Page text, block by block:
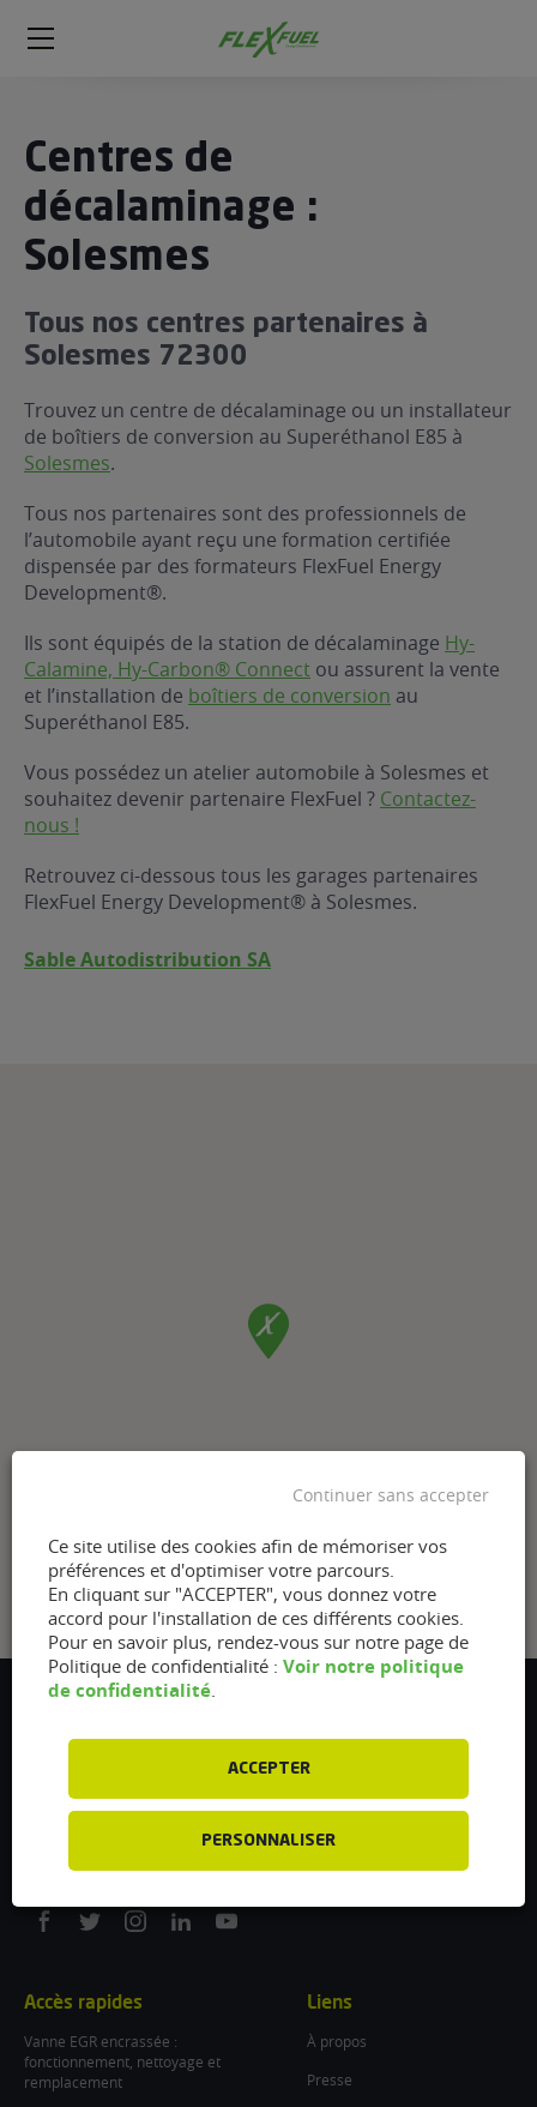
FlexFuel
Méga
le Décalaminage
?
gratuit
du carburant avec
le Superéthanol
?
de mon
garagiste
Centres de
décalaminage :
Solesmes
Tous nos centres partenaires à
Solesmes 72300
Trouvez un centre de décalaminage ou un installateur
de boîtiers de conversion au Superéthanol E85 à
Solesmes.
Tous nos partenaires sont des professionnels de
l’automobile ayant reçu une formation certifiée
dispensée par des formateurs FlexFuel Energy
Development®.
Ils sont équipés de la station de décalaminage Hy-
Calamine, Hy-Carbon® Connect ou assurent la vente
et l’installation de boîtiers de conversion au
Superéthanol E85.
Vous possédez un atelier automobile à Solesmes et
souhaitez devenir partenaire FlexFuel ? Contactez-
nous !
Retrouvez ci-dessous tous les garages partenaires
FlexFuel Energy Development® à Solesmes.
Sable Autodistribution SA
5 avenue des Renardières
info@flexfuel-company.com
On
On
On
On
On
Accès rapides
Vanne EGR encrassée :
fonctionnement, nettoyage et
remplacement
Liens
À propos
Presse
Ce site utilise des cookies afin de mémoriser vos
préférences et d'optimiser votre parcours.
En cliquant sur "ACCEPTER", vous donnez votre
accord pour l'installation de ces différents cookies.
Pour en savoir plus, rendez-vous sur notre page de
Politique de confidentialité : Voir notre politique
de confidentialité.
ACCEPTER
PERSONNALISER
Continuer sans accepter